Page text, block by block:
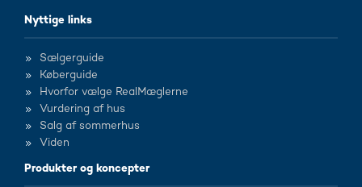
Nyttige links
Sælgerguide
Køberguide
Hvorfor vælge RealMæglerne
Vurdering af hus
Salg af sommerhus
Viden
Produkter og koncepter